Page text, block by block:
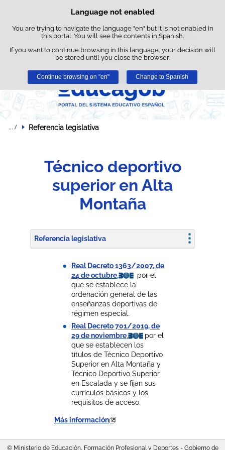
Cookie Policy
This website uses its own cookies to facilitate browsing and third-
party cookies to obtain usage and satisfaction statistics.
You can get more information in the "Cookies" section of ourlegal
notice.
Accept Reject
Language not enabled
You are trying to navigate the language "en" but it is not enabled in
this portal. You will see the contents in Spanish.
If you want to continue browsing in this language, your decision will
be stored until you close the browser.
Continue browsing on "en" Change to Spanish
Skip to content
Referencia legislativa
Técnico deportivo
superior en Alta
Montaña
Referencia legislativa
Real Decreto 1363/2007, de
24 de octubre,
por el
que se establece la
ordenación general de las
enseñanzas deportivas de
régimen especial.
Real Decreto 701/2019, de
29 de noviembre,
por el
que se establecen los
títulos de Técnico Deportivo
Superior en Alta Montaña y
Técnico Deportivo Superior
en Escalada y se fijan sus
currículos básicos y los
requisitos de acceso.
Más información
© Ministerio de Educación, Formación Profesional y Deportes - Gobierno de